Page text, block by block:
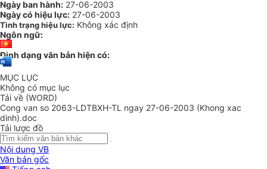
Ngày ban hành: 27-06-2003
Ngày có hiệu lực: 27-06-2003
Tình trạng hiệu lực: Không xác định
Ngôn ngữ:
Định dạng văn bản hiện có:
MỤC LỤC
Không có mục lục
Tải về (WORD)
Cong van so 2063-LDTBXH-TL ngay 27-06-2003 (Khong xac
dinh).doc
Tải lược đồ
Nội dung VB
Văn bản gốc